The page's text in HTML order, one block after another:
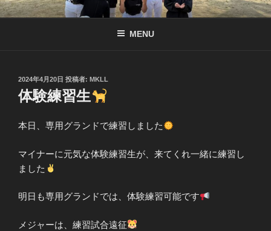
コ
ン
南京都リトル公式サイト
リトル関西連盟所属の少年硬式野球チーム
MENU
投
稿
日:
2024年4月20日 投稿者: MKLL
体験練習生
本日、専用グランドで練習しました
マイナーに元気な体験練習生が、来てくれ一緒に練習し
ました
明日も専用グランドでは、体験練習可能です
メジャーは、練習試合遠征